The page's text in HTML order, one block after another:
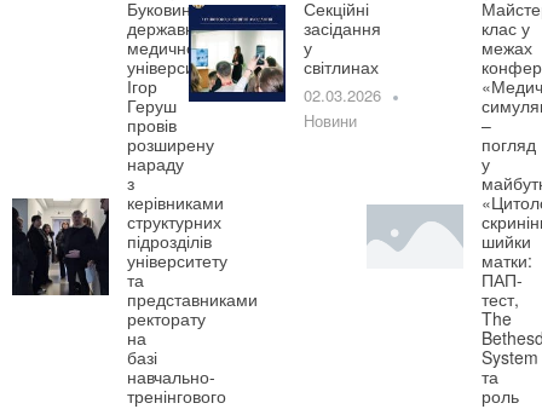
Буковинського
державного
медичного
університету
Ігор
Геруш
провів
розширену
нараду
з
керівниками
структурних
підрозділів
університету
та
представниками
ректорату
на
базі
навчально-
тренінгового
Секційні
засідання
у
світлинах
02.03.2026
Новини
клас у
межах
–
погляд
у
шийки
матки:
ПАП-
тест,
The
System
та
роль